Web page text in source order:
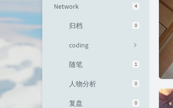
4
Network
0
归档
coding
1
随笔
0
人物分析
0
复盘